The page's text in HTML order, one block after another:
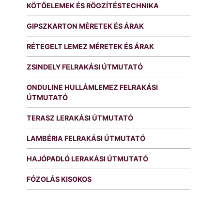
KÖTŐELEMEK ÉS RÖGZÍTÉSTECHNIKA
GIPSZKARTON MÉRETEK ÉS ÁRAK
RÉTEGELT LEMEZ MÉRETEK ÉS ÁRAK
ZSINDELY FELRAKÁSI ÚTMUTATÓ
ONDULINE HULLÁMLEMEZ FELRAKÁSI
ÚTMUTATÓ
TERASZ LERAKÁSI ÚTMUTATÓ
LAMBÉRIA FELRAKÁSI ÚTMUTATÓ
HAJÓPADLÓ LERAKÁSI ÚTMUTATÓ
FÓZOLÁS KISOKOS